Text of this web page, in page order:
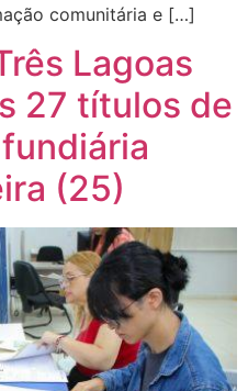
comunitária e […]
Lagoas
27 títulos de
(25)